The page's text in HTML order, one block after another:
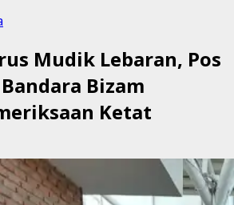
Mudik Lebaran, Pos
Bizam
Ketat